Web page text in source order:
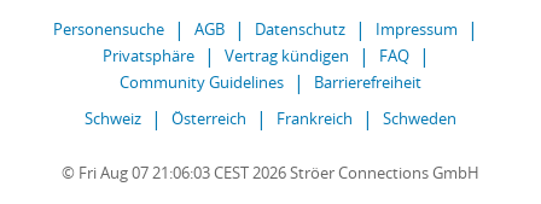
Personensuche AGB Datenschutz
Impressum
Privatsphäre
Vertrag kündigen
FAQ
Community Guidelines
Barrierefreiheit
Schweiz
Österreich Frankreich Schweden
© Fri Aug 07 21:06:03 CEST 2026 Ströer Connections GmbH